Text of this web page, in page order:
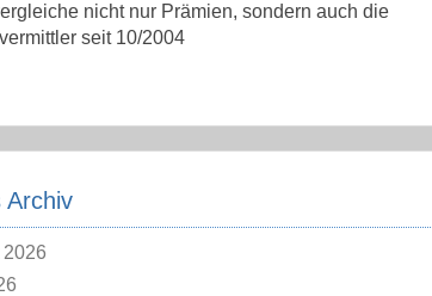
nicht nur Prämien, sondern auch die
seit 10/2004
Archiv